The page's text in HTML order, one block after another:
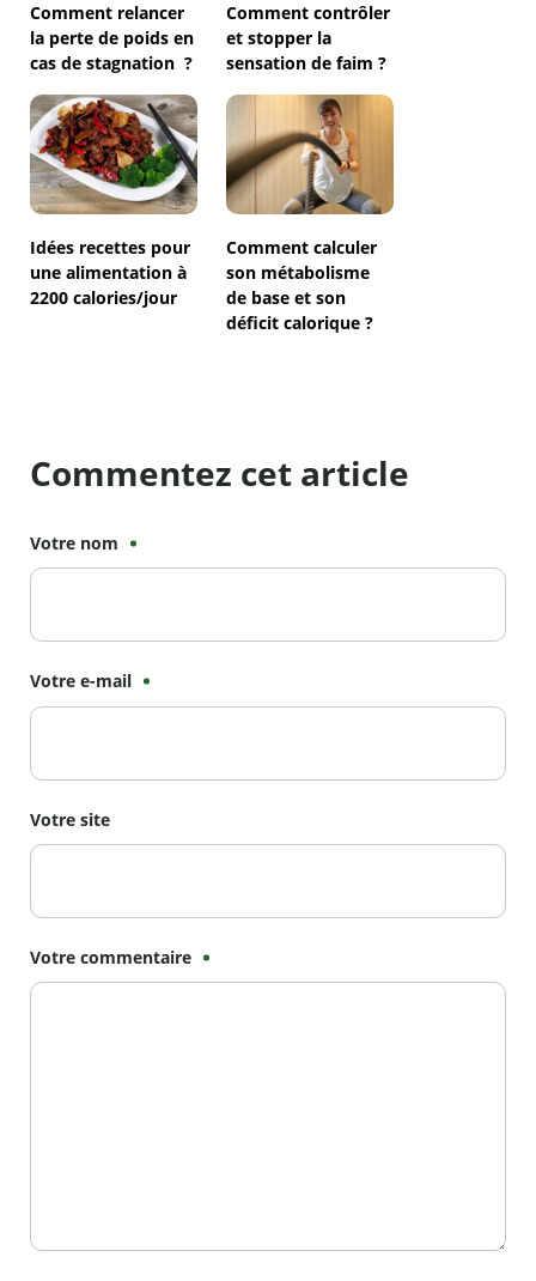
Comment relancer
la perte de poids en
cas de stagnation ?
Comment contrôler
et stopper la
sensation de faim ?
Idées recettes pour
une alimentation à
2200 calories/jour
Comment calculer
son métabolisme
de base et son
déficit calorique ?
Commentez cet article
Votre nom
Votre e-mail
Votre site
Votre commentaire